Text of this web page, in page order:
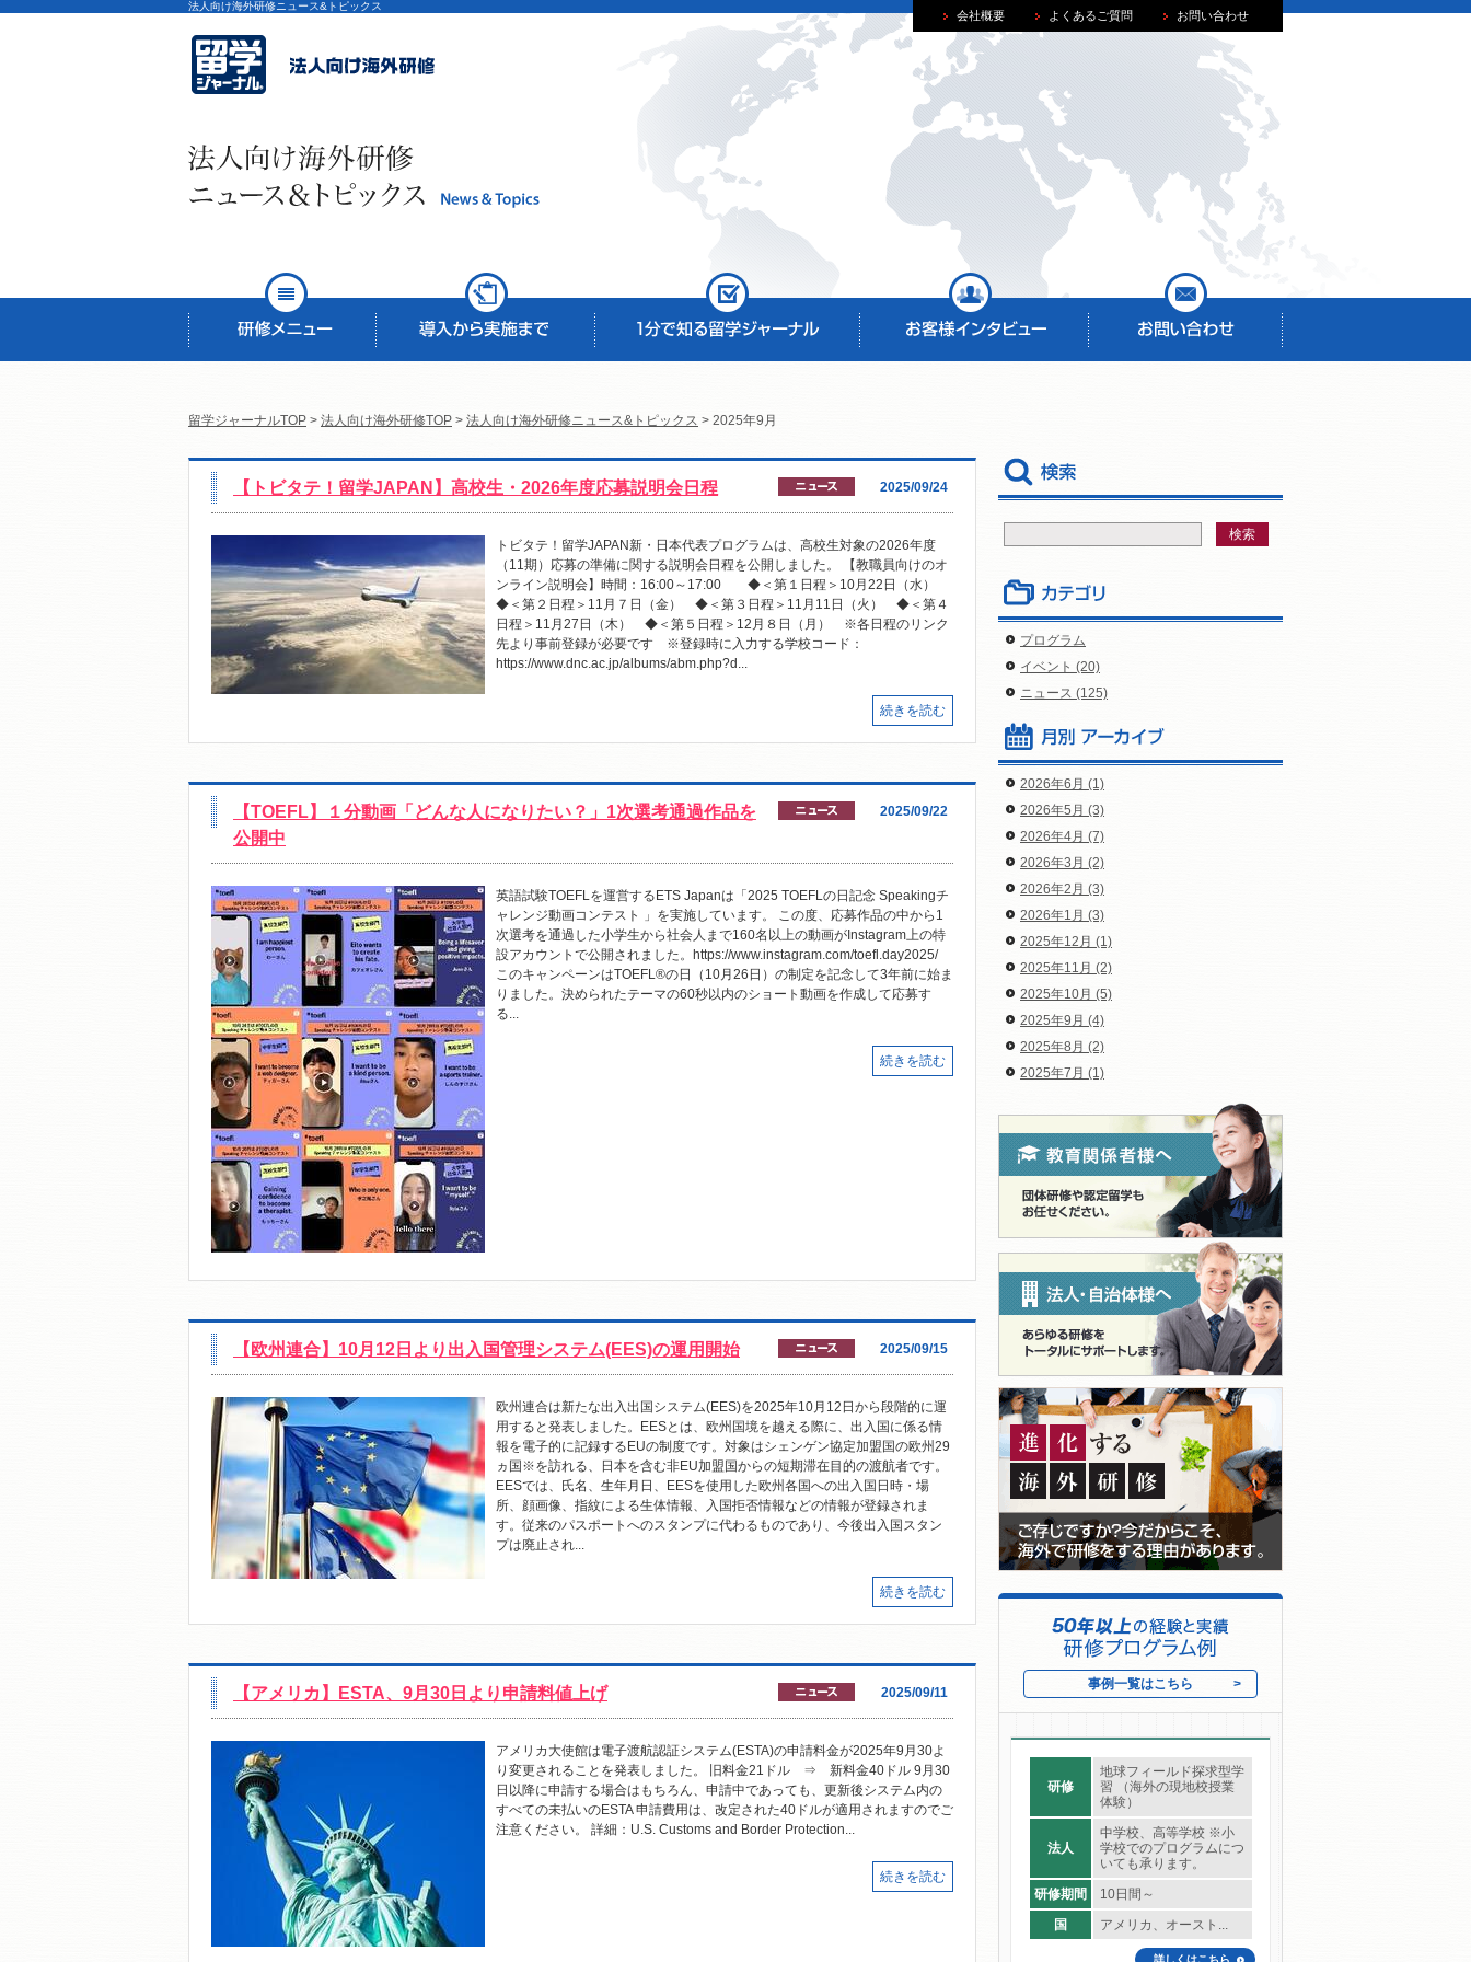
法人向け海外研修ニュース&トピックス
会社概要 よくあるご質問 お問い合わせ
留学ジャーナルTOP > 法人向け海外研修TOP > 法人向け海外研修ニュース&トピックス > 2025年9月
【トビタテ！留学JAPAN】高校生・2026年度応募説明会日程 2025/09/24
トビタテ！留学JAPAN新・日本代表プログラムは、高校生対象の2026年度
（11期）応募の準備に関する説明会日程を公開しました。 【教職員向けのオ
ンライン説明会】時間：16:00～17:00 ◆＜第１日程＞10月22日（水）
◆＜第２日程＞11月７日（金） ◆＜第３日程＞11月11日（火） ◆＜第４
日程＞11月27日（木） ◆＜第５日程＞12月８日（月） ※各日程のリンク
先より事前登録が必要です ※登録時に入力する学校コード：
https://www.dnc.ac.jp/albums/abm.php?d...
続きを読む
【TOEFL】１分動画「どんな人になりたい？」1次選考通過作品を
公開中
2025/09/22
英語試験TOEFLを運営するETS Japanは「2025 TOEFLの日記念 Speakingチ
ャレンジ動画コンテスト 」を実施しています。 この度、応募作品の中から1
次選考を通過した小学生から社会人まで160名以上の動画がInstagram上の特
設アカウントで公開されました。https://www.instagram.com/toefl.day2025/
このキャンペーンはTOEFL®の日（10月26日）の制定を記念して3年前に始ま
りました。決められたテーマの60秒以内のショート動画を作成して応募す
る...
続きを読む
【欧州連合】10月12日より出入国管理システム(EES)の運用開始 2025/09/15
欧州連合は新たな出入出国システム(EES)を2025年10月12日から段階的に運
用すると発表しました。EESとは、欧州国境を越える際に、出入国に係る情
報を電子的に記録するEUの制度です。対象はシェンゲン協定加盟国の欧州29
ヵ国※を訪れる、日本を含む非EU加盟国からの短期滞在目的の渡航者です。
EESでは、氏名、生年月日、EESを使用した欧州各国への出入国日時・場
所、顔画像、指紋による生体情報、入国拒否情報などの情報が登録されま
す。従来のパスポートへのスタンプに代わるものであり、今後出入国スタン
プは廃止され...
続きを読む
【アメリカ】ESTA、9月30日より申請料値上げ 2025/09/11
アメリカ大使館は電子渡航認証システム(ESTA)の申請料金が2025年9月30よ
り変更されることを発表しました。 旧料金21ドル ⇒ 新料金40ドル 9月30
日以降に申請する場合はもちろん、申請中であっても、更新後システム内の
すべての未払いのESTA 申請費用は、改定された40ドルが適用されますのでご
注意ください。 詳細：U.S. Customs and Border Protection...
続きを読む
プログラム
イベント (20)
ニュース (125)
2026年6月 (1)
2026年5月 (3)
2026年4月 (7)
2026年3月 (2)
2026年2月 (3)
2026年1月 (3)
2025年12月 (1)
2025年11月 (2)
2025年10月 (5)
2025年9月 (4)
2025年8月 (2)
2025年7月 (1)
事例一覧はこちら
研修
地球フィールド探求型学
習 （海外の現地校授業
体験）
法人
中学校、高等学校 ※小
学校でのプログラムにつ
いても承ります。
研修期間
10日間～
国
アメリカ、オースト...
詳しくはこちら